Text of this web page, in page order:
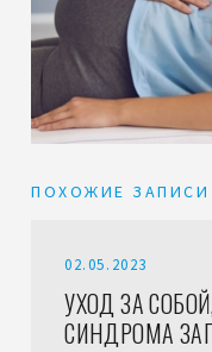
ПОХОЖИЕ ЗАПИСИ
02.05.2023
УХОД ЗА
СИНДРОМА